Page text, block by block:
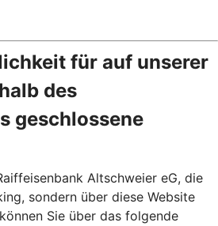
für auf unserer
des
geschlossene
Altschweier eG, die
sondern über diese Website
Sie über das folgende